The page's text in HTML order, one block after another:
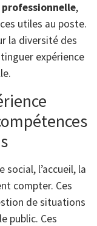
,
utiles au poste.
la diversité des
expérience
social, l’accueil, la
compter. Ces
de situations
public. Ces